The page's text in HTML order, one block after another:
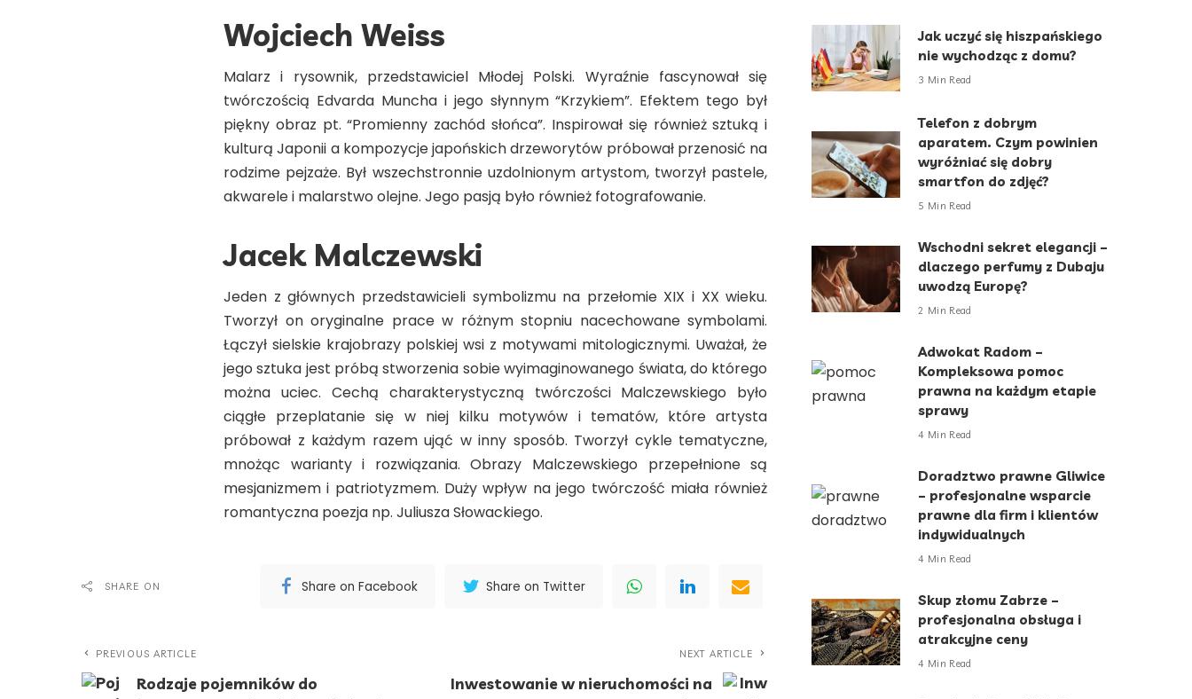
Wojciech Weiss
Malarz i rysownik, przedstawiciel Młodej Polski. Wyraźnie fascynował się
twórczością Edvarda Muncha i jego słynnym “Krzykiem”. Efektem tego był
piękny obraz pt. “Promienny zachód słońca”. Inspirował się również sztuką i
kulturą Japonii a kompozycje japońskich drzeworytów próbował przenosić na
rodzime pejzaże. Był wszechstronnie uzdolnionym artystom, tworzył pastele,
akwarele i malarstwo olejne. Jego pasją było również fotografowanie.
Jacek Malczewski
Jeden z głównych przedstawicieli symbolizmu na przełomie XIX i XX wieku.
Tworzył on oryginalne prace w różnym stopniu nacechowane symbolami.
Łączył sielskie krajobrazy polskiej wsi z motywami mitologicznymi. Uważał, że
jego sztuka jest próbą stworzenia sobie wyimaginowanego świata, do którego
można uciec. Cechą charakterystyczną twórczości Malczewskiego było
ciągłe przeplatanie się w niej kilku motywów i tematów, które artysta
próbował z każdym razem ująć w inny sposób. Tworzył cykle tematyczne,
mnożąc warianty i rozwiązania. Obrazy Malczewskiego przepełnione są
mesjanizmem i patriotyzmem. Duży wpływ na jego twórczość miała również
romantyczna poezja np. Juliusza Słowackiego.
SHARE ON Share on Facebook Share on Twitter
PREVIOUS ARTICLE
Rodzaje pojemników do
NEXT ARTICLE
Inwestowanie w nieruchomości na
Jak uczyć się hiszpańskiego
nie wychodząc z domu?
3 Min Read
Telefon z dobrym
aparatem. Czym powinien
wyróżniać się dobry
smartfon do zdjęć?
5 Min Read
Wschodni sekret elegancji –
dlaczego perfumy z Dubaju
uwodzą Europę?
2 Min Read
Adwokat Radom –
Kompleksowa pomoc
prawna na każdym etapie
sprawy
4 Min Read
Doradztwo prawne Gliwice
– profesjonalne wsparcie
prawne dla firm i klientów
indywidualnych
4 Min Read
Skup złomu Zabrze –
profesjonalna obsługa i
atrakcyjne ceny
4 Min Read